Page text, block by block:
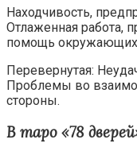
Находчивость,
Отлаженная работа,
помощь
Перевернутая:
Проблемы во
стороны.
В таро «78